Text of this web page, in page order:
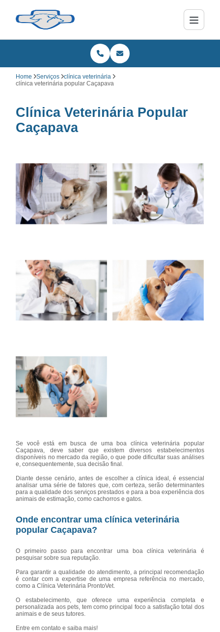
Home Serviços
clínica veterinária
clínica veterinária popular Caçapava
Clínica Veterinária Popular
Caçapava
Se você está em busca de uma boa clínica veterinária popular
Caçapava, deve saber que existem diversos estabelecimentos
disponíveis no mercado da região, o que pode dificultar suas análises
e, consequentemente, sua decisão final.
Diante desse cenário, antes de escolher a clínica ideal, é essencial
analisar uma série de fatores que, com certeza, serão determinantes
para a qualidade dos serviços prestados e para a boa experiência dos
animais de estimação, como cachorros e gatos.
Onde encontrar uma clínica veterinária
popular Caçapava?
O primeiro passo para encontrar uma boa clínica veterinária é
pesquisar sobre sua reputação.
Para garantir a qualidade do atendimento, a principal recomendação
é contar com a expertise de uma empresa referência no mercado,
como a Clínica Veterinária ProntoVet.
O estabelecimento, que oferece uma experiência completa e
personalizada aos pets, tem como principal foco a satisfação total dos
animais e de seus tutores.
Entre em contato e saiba mais!